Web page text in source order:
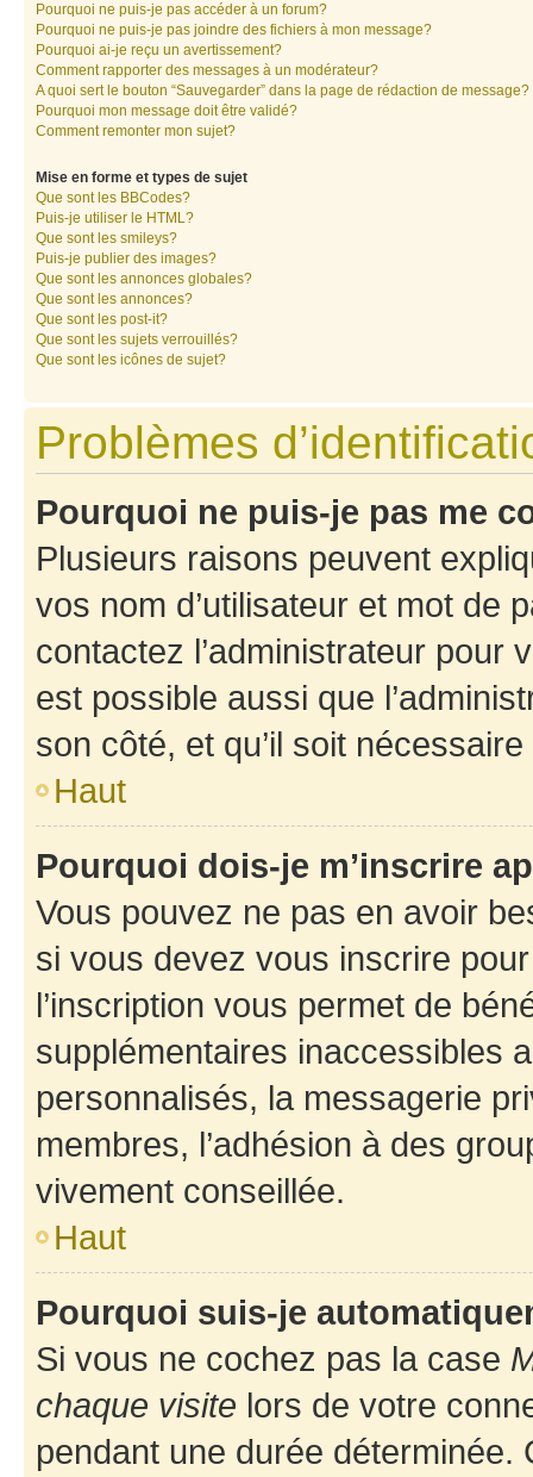
Pourquoi ne puis-je pas accéder à un forum?
Pourquoi ne puis-je pas joindre des fichiers à mon message?
Pourquoi ai-je reçu un avertissement?
Comment rapporter des messages à un modérateur?
A quoi sert le bouton “Sauvegarder” dans la page de rédaction de message?
Pourquoi mon message doit être validé?
Comment remonter mon sujet?
Mise en forme et types de sujet
Que sont les BBCodes?
Puis-je utiliser le HTML?
Que sont les smileys?
Puis-je publier des images?
Que sont les annonces globales?
Que sont les annonces?
Que sont les post-it?
Que sont les sujets verrouillés?
Que sont les icônes de sujet?
Problèmes
Pourquoi ne puis-je pas me
Plusieurs raisons peuvent
vos nom d’utilisateur et mot de
contactez l’administrateur pour
est possible aussi que
son côté, et qu’il soit
Haut
Pourquoi dois-je m’inscrire
Vous pouvez ne pas en avoir
si vous devez vous inscrire
l’inscription vous permet de
supplémentaires inaccessibles
personnalisés, la messagerie
membres, l’adhésion à des
vivement conseillée.
Haut
Pourquoi suis-je
Si vous ne cochez pas la case
chaque visite lors de votre
pendant une durée déterminée.